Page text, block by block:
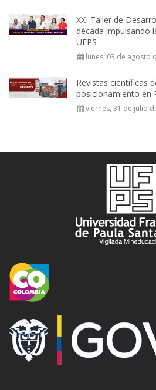
XXI Taller de
década impulsando
UFPS
lunes, 03 de agosto
Revistas científicas
posicionamiento en
viernes, 31 de julio